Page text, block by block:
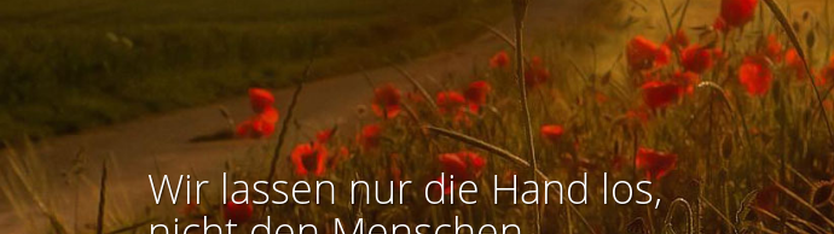
Wir lassen nur die Hand los,